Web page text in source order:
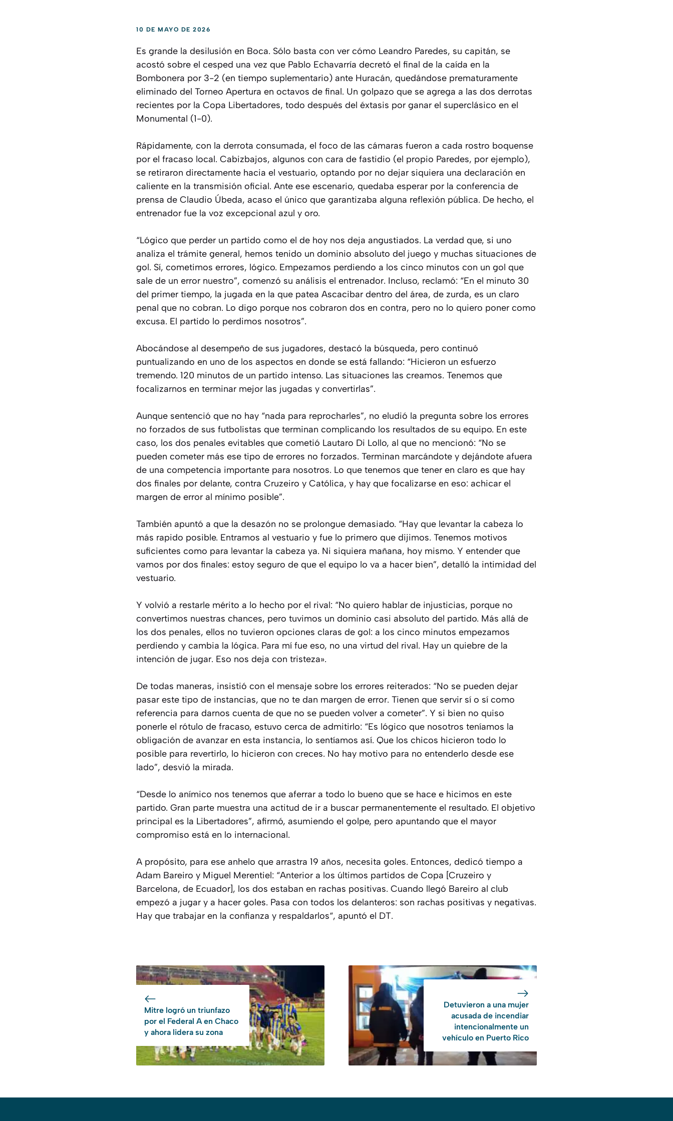
10 DE MAYO DE 2026
Es grande la desilusión en Boca. Sólo basta con ver cómo Leandro Paredes, su capitán, se
acostó sobre el cesped una vez que Pablo Echavarría decretó el final de la caída en la
Bombonera por 3-2 (en tiempo suplementario) ante Huracán, quedándose prematuramente
eliminado del Torneo Apertura en octavos de final. Un golpazo que se agrega a las dos derrotas
recientes por la Copa Libertadores, todo después del éxtasis por ganar el superclásico en el
Monumental (1-0).
Rápidamente, con la derrota consumada, el foco de las cámaras fueron a cada rostro boquense
por el fracaso local. Cabizbajos, algunos con cara de fastidio (el propio Paredes, por ejemplo),
se retiraron directamente hacia el vestuario, optando por no dejar siquiera una declaración en
caliente en la transmisión oficial. Ante ese escenario, quedaba esperar por la conferencia de
prensa de Claudio Úbeda, acaso el único que garantizaba alguna reflexión pública. De hecho, el
entrenador fue la voz excepcional azul y oro.
“Lógico que perder un partido como el de hoy nos deja angustiados. La verdad que, si uno
analiza el trámite general, hemos tenido un dominio absoluto del juego y muchas situaciones de
gol. Sí, cometimos errores, lógico. Empezamos perdiendo a los cinco minutos con un gol que
sale de un error nuestro”, comenzó su análisis el entrenador. Incluso, reclamó: “En el minuto 30
del primer tiempo, la jugada en la que patea Ascacibar dentro del área, de zurda, es un claro
penal que no cobran. Lo digo porque nos cobraron dos en contra, pero no lo quiero poner como
excusa. El partido lo perdimos nosotros”.
Abocándose al desempeño de sus jugadores, destacó la búsqueda, pero continuó
puntualizando en uno de los aspectos en donde se está fallando: “Hicieron un esfuerzo
tremendo. 120 minutos de un partido intenso. Las situaciones las creamos. Tenemos que
focalizarnos en terminar mejor las jugadas y convertirlas”.
Aunque sentenció que no hay “nada para reprocharles”, no eludió la pregunta sobre los errores
no forzados de sus futbolistas que terminan complicando los resultados de su equipo. En este
caso, los dos penales evitables que cometió Lautaro Di Lollo, al que no mencionó: “No se
pueden cometer más ese tipo de errores no forzados. Terminan marcándote y dejándote afuera
de una competencia importante para nosotros. Lo que tenemos que tener en claro es que hay
dos finales por delante, contra Cruzeiro y Católica, y hay que focalizarse en eso: achicar el
margen de error al mínimo posible”.
También apuntó a que la desazón no se prolongue demasiado. “Hay que levantar la cabeza lo
más rapido posible. Entramos al vestuario y fue lo primero que dijimos. Tenemos motivos
suficientes como para levantar la cabeza ya. Ni siquiera mañana, hoy mismo. Y entender que
vamos por dos finales: estoy seguro de que el equipo lo va a hacer bien”, detalló la intimidad del
vestuario.
Y volvió a restarle mérito a lo hecho por el rival: “No quiero hablar de injusticias, porque no
convertimos nuestras chances, pero tuvimos un dominio casi absoluto del partido. Más allá de
los dos penales, ellos no tuvieron opciones claras de gol: a los cinco minutos empezamos
perdiendo y cambia la lógica. Para mí fue eso, no una virtud del rival. Hay un quiebre de la
intención de jugar. Eso nos deja con tristeza».
De todas maneras, insistió con el mensaje sobre los errores reiterados: “No se pueden dejar
pasar este tipo de instancias, que no te dan margen de error. Tienen que servir sí o sí como
referencia para darnos cuenta de que no se pueden volver a cometer”. Y si bien no quiso
ponerle el rótulo de fracaso, estuvo cerca de admitirlo: “Es lógico que nosotros teníamos la
obligación de avanzar en esta instancia, lo sentíamos así. Que los chicos hicieron todo lo
posible para revertirlo, lo hicieron con creces. No hay motivo para no entenderlo desde ese
lado”, desvió la mirada.
“Desde lo anímico nos tenemos que aferrar a todo lo bueno que se hace e hicimos en este
partido. Gran parte muestra una actitud de ir a buscar permanentemente el resultado. El objetivo
principal es la Libertadores”, afirmó, asumiendo el golpe, pero apuntando que el mayor
compromiso está en lo internacional.
A propósito, para ese anhelo que arrastra 19 años, necesita goles. Entonces, dedicó tiempo a
Adam Bareiro y Miguel Merentiel: “Anterior a los últimos partidos de Copa [Cruzeiro y
Barcelona, de Ecuador], los dos estaban en rachas positivas. Cuando llegó Bareiro al club
empezó a jugar y a hacer goles. Pasa con todos los delanteros: son rachas positivas y negativas.
Hay que trabajar en la confianza y respaldarlos“, apuntó el DT.
Mitre logró un triunfazo
por el Federal A en Chaco
y ahora lidera su zona
Detuvieron a una mujer
acusada de incendiar
intencionalmente un
vehículo en Puerto Rico